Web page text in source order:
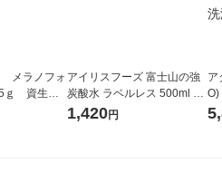
メラノフォ
ｇ 資生
アイリスフーズ 富士山の強
炭酸水 ラベルレス 500ml 1
箱（24本入）
1,420円
ア
O)
ガ